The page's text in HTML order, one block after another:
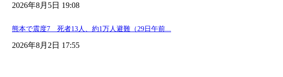
2026年8月5日 19:08
熊本で震度7 死者13人、約1万人避難（29日午前...
2026年8月2日 17:55